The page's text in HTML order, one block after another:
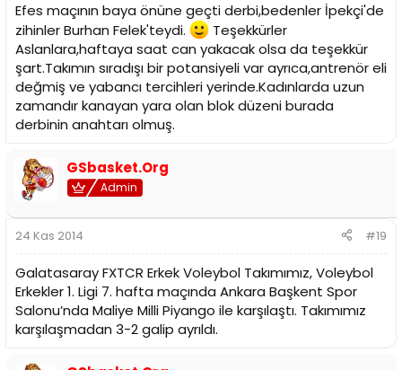
Efes maçının baya önüne geçti derbi,bedenler İpekçi'de
zihinler Burhan Felek'teydi.
Teşekkürler
Aslanlara,haftaya saat can yakacak olsa da teşekkür
şart.Takımın sıradışı bir potansiyeli var ayrıca,antrenör eli
değmiş ve yabancı tercihleri yerinde.Kadınlarda uzun
zamandır kanayan yara olan blok düzeni burada
derbinin anahtarı olmuş.
GSbasket.Org
Admin
24 Kas 2014 #19
Galatasaray FXTCR Erkek Voleybol Takımımız, Voleybol
Erkekler 1. Ligi 7. hafta maçında Ankara Başkent Spor
Salonu’nda Maliye Milli Piyango ile karşılaştı. Takımımız
karşılaşmadan 3-2 galip ayrıldı.